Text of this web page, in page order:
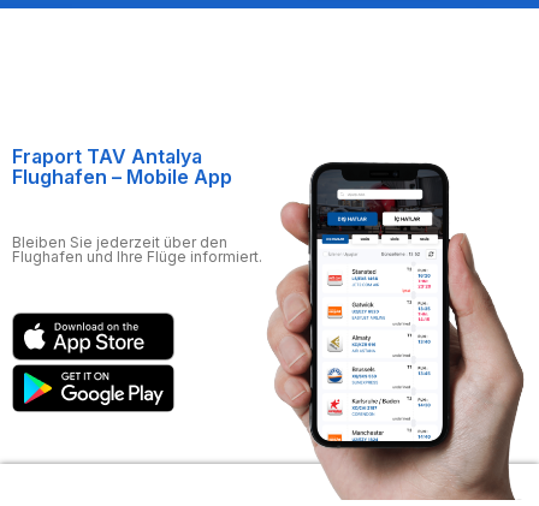
Fraport TAV Antalya
Flughafen – Mobile App
Bleiben Sie jederzeit über den
Flughafen und Ihre Flüge informiert.